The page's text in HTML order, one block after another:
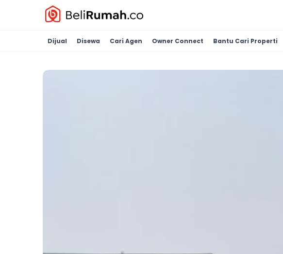
Dijual Disewa Cari Agen Owner Connect Bantu Cari Properti